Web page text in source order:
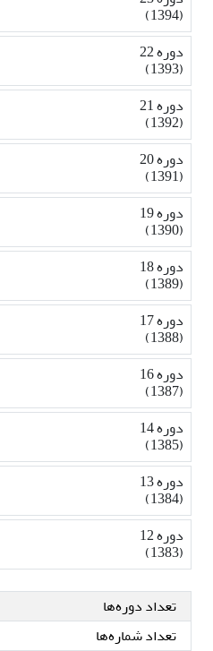
(1394)
دوره 22
(1393)
دوره 21
(1392)
دوره 20
(1391)
دوره 19
(1390)
دوره 18
(1389)
دوره 17
(1388)
دوره 16
(1387)
دوره 14
(1385)
دوره 13
(1384)
دوره 12
(1383)
تعداد دوره‌ها
تعداد شماره‌ها